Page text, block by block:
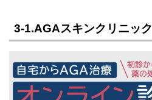
3-1.AGAスキンクリニック